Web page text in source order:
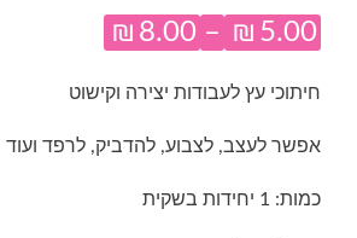
₪ 5.00
–
₪ 8.00
עד
חיתוכי עץ לעבודות יצירה וקישוט
אפשר לעצב, לצבוע, להדביק, לרפד ועוד
כמות: 1 יחידות בשקית